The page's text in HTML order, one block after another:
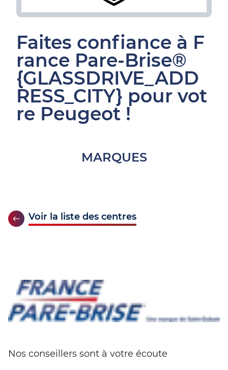
Faites confiance à F
rance Pare-Brise®
{GLASSDRIVE_ADD
RESS_CITY} pour vot
re Peugeot !
MARQUES
Voir la liste des centres
Nos conseillers sont à votre écoute